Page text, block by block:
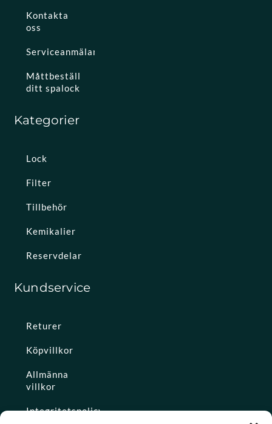
Kontakta
oss
Serviceanmälan
Måttbeställ
ditt spalock
Kategorier
Lock
Filter
Tillbehör
Kemikalier
Reservdelar
Kundservice
Returer
Köpvillkor
Allmänna
villkor
Integritetspolicy